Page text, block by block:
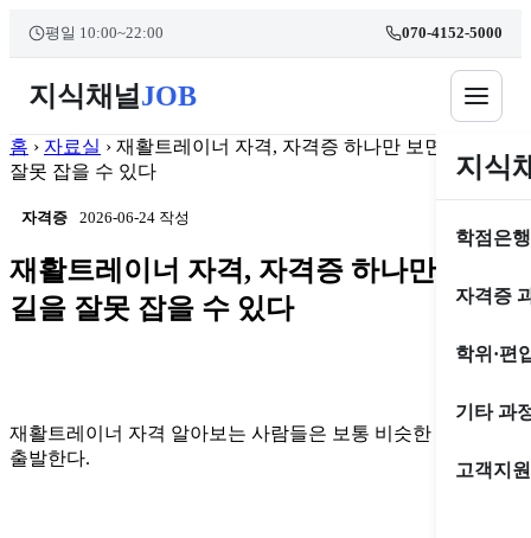
너
뛰
평일 10:00~22:00 070-4152-5000
지식채널 JOB
지식
학점은
자격증
학위·편
기타 과
고객지원
홈 › 자료실 › 재활트레이너 자격, 자격증 하나만 보면 길을
잘못 잡을 수 있다
자격증 2026-06-24 작성
재활트레이너 자격, 자격증 하나만 보면
길을 잘못 잡을 수 있다
재활트레이너 자격 알아보는 사람들은 보통 비슷한 고민에서
출발한다.